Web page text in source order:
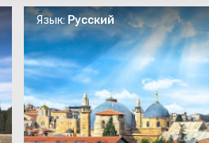
Язык:Русский